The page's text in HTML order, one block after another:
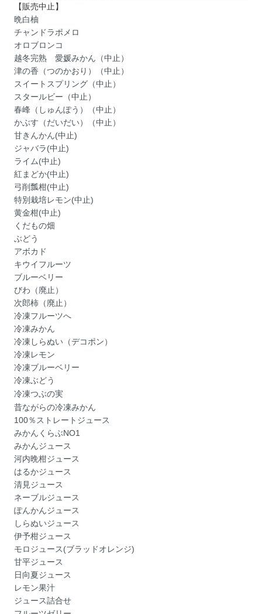
【販売中止】
晩白柚
チャンドラポメロ
オロブロンコ
越冬完熟 愛媛みかん（中止）
津の香（つのかおり）（中止）
スイートスプリング（中止）
スタールビー（中止）
春峰（しゅんぽう）（中止）
かぶす（だいだい）（中止）
甘きんかん(中止)
ジャバラ(中止)
ライム(中止)
紅まどか(中止)
弓削瓢柑(中止)
特別栽培レモン(中止)
黄金柑(中止)
くだもの畑
ぶどう
アボカド
キウイフルーツ
ブルーベリー
びわ（廃止）
次郎柿（廃止）
冷凍フルーツへ
冷凍みかん
冷凍しらぬい（デコポン）
冷凍レモン
冷凍ブルーベリー
冷凍ぶどう
冷凍つぶの実
昔ながらの冷凍みかん
100％ストレートジュース
みかんくらぶNO1
みかんジュース
河内晩柑ジュース
はるかジュース
清見ジュース
ネーブルジュース
ぽんかんジュース
しらぬいジュース
伊予柑ジュース
モロジュース(ブラッドオレンジ)
甘平ジュース
日向夏ジュース
レモン果汁
ジュース詰合せ